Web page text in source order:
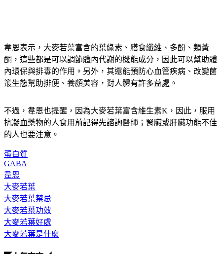
韋恩表示，大麥若葉富含的葉綠素、膳食纖維、多酚、類黃
酮，這些都是可以調節體內代謝的機能成分，因此可以幫助體
內環保與排毒的作用。另外，其還能預防心血管疾病
不過，韋恩也提醒，因為大麥若葉富含維生素K，因此，服用
抗凝血藥物的人食用前記得先諮詢醫師；腎臟或肝臟功能不佳
蛋白質
GABA
韋恩
大麥若葉
大麥若葉禁忌
大麥若葉功效
大麥若葉好處